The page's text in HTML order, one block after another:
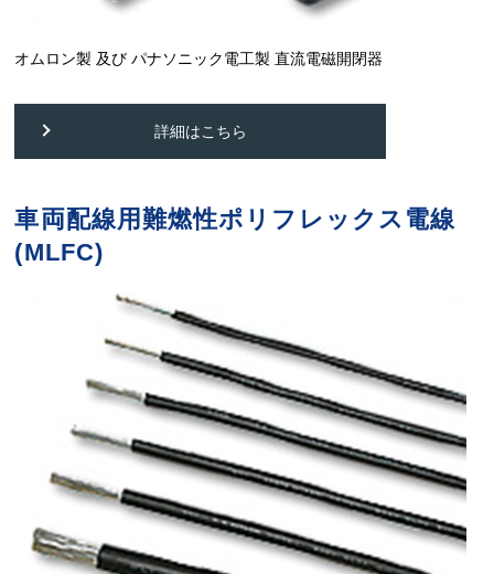
オムロン製 及び パナソニック電工製 直流電磁開閉器
詳細はこちら
車両配線用難燃性ポリフレックス電線
(MLFC)